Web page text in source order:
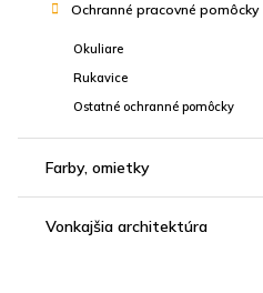
Ochranné pracovné pomôcky
Okuliare
Rukavice
Ostatné ochranné pomôcky
Farby, omietky
Vonkajšia architektúra